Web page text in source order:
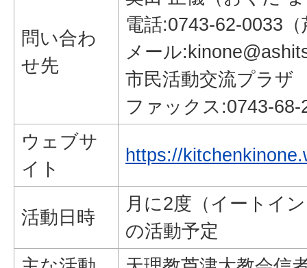
問い合わ
せ先
電話:0743-62-0033
メール
市民活動交流プラザ
ファックス:0743-68-
ウェブサ
イト
https://
活動日時
月に2度（イートイ
の活動予定